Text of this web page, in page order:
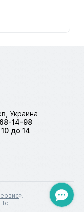
Украина
14-98
10 до 14
».
.